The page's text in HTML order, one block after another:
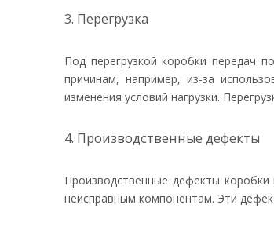
3. Перегрузка
Под перегрузкой коробки передач
причинам, например, из-за
изменения условий нагрузки.
4. Производственные дефекты
Производственные дефекты
неисправным компонентам. Эти